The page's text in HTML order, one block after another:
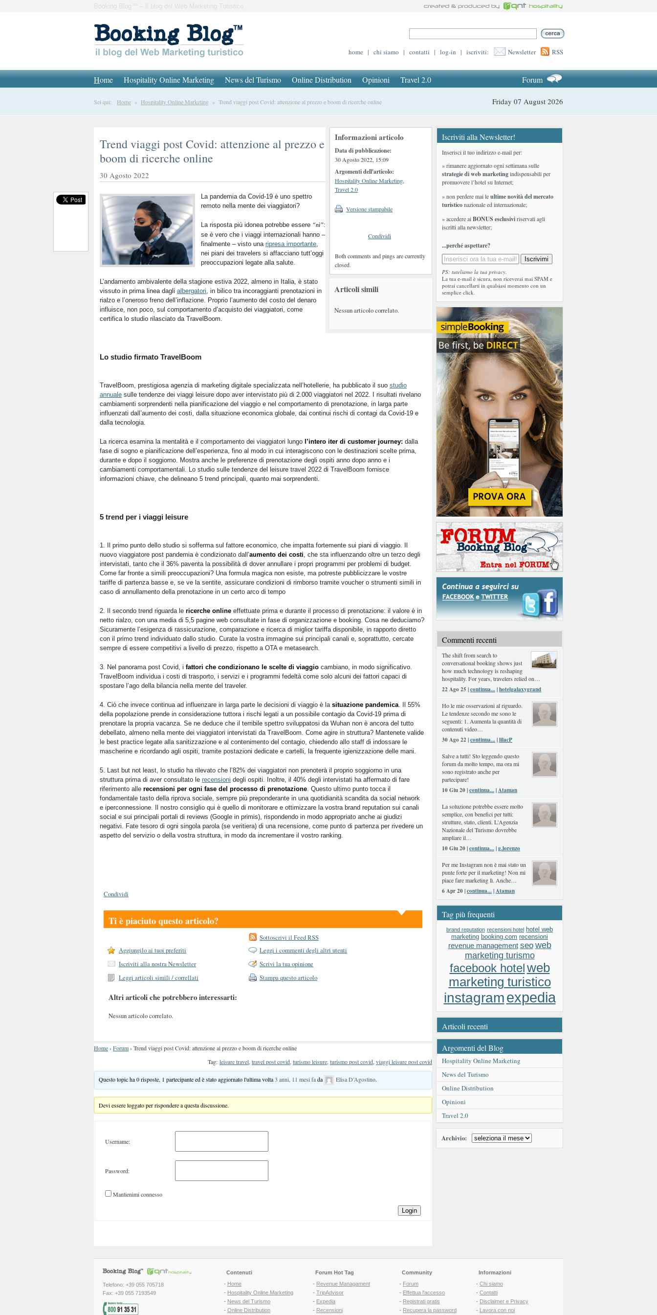
Booking Blog™ – Il blog del Web Marketing Turistico
home | chi siamo | contatti | log-in | iscriviti: Newsletter RSS
Home Hospitality Online Marketing News del Turismo Online Distribution Opinioni Travel 2.0 Forum
Sei qui: Home » Hospitality Online Marketing » Trend viaggi post Covid: attenzione al prezzo e boom di ricerche online Friday 07 August 2026
Informazioni articolo
Data di pubblicazione:
30 Agosto 2022, 15:09
Argomenti dell'articolo:
Hospitality Online Marketing,
Travel 2.0
Versione stampabile
Condividi
Both comments and pings are currently
closed.
Articoli simili
Nessun articolo correlato.
Trend viaggi post Covid: attenzione al prezzo e
boom di ricerche online
30 Agosto 2022
La pandemia da Covid-19 è uno spettro
remoto nella mente dei viaggiatori?
La risposta più idonea potrebbe essere “nì”:
se è vero che i viaggi internazionali hanno –
finalmente – visto una ripresa importante,
nei piani dei travelers si affacciano tutt’oggi
preoccupazioni legate alla salute.
L’andamento ambivalente della stagione estiva 2022, almeno in Italia, è stato
vissuto in prima linea dagli albergatori, in bilico tra incoraggianti prenotazioni in
rialzo e l’oneroso freno dell’inflazione. Proprio l’aumento del costo del denaro
influisce, non poco, sul comportamento d’acquisto dei viaggiatori, come
certifica lo studio rilasciato da TravelBoom.
Lo studio firmato TravelBoom
TravelBoom, prestigiosa agenzia di marketing digitale specializzata nell’hotellerie, ha pubblicato il suo studio
annuale sulle tendenze dei viaggi leisure dopo aver intervistato più di 2.000 viaggiatori nel 2022. I risultati rivelano
cambiamenti sorprendenti nella pianificazione del viaggio e nel comportamento di prenotazione, in larga parte
influenzati dall’aumento dei costi, dalla situazione economica globale, dai continui rischi di contagi da Covid-19 e
dalla tecnologia.
La ricerca esamina la mentalità e il comportamento dei viaggiatori lungo l’intero iter di customer journey: dalla
fase di sogno e pianificazione dell’esperienza, fino al modo in cui interagiscono con le destinazioni scelte prima,
durante e dopo il soggiorno. Mostra anche le preferenze di prenotazione degli ospiti anno dopo anno e i
cambiamenti comportamentali. Lo studio sulle tendenze del leisure travel 2022 di TravelBoom fornisce
informazioni chiave, che delineano 5 trend principali, quanto mai sorprendenti.
5 trend per i viaggi leisure
1. Il primo punto dello studio si sofferma sul fattore economico, che impatta fortemente sui piani di viaggio. Il
nuovo viaggiatore post pandemia è condizionato dall’aumento dei costi, che sta influenzando oltre un terzo degli
intervistati, tanto che il 36% paventa la possibilità di dover annullare i propri programmi per problemi di budget.
Come far fronte a simili preoccupazioni? Una formula magica non esiste, ma potreste pubblicizzare le vostre
tariffe di partenza basse e, se ve la sentite, assicurare condizioni di rimborso tramite voucher o strumenti simili in
caso di annullamento della prenotazione in un certo arco di tempo
2. Il secondo trend riguarda le ricerche online effettuate prima e durante il processo di prenotazione: il valore è in
netto rialzo, con una media di 5,5 pagine web consultate in fase di organizzazione e booking. Cosa ne deduciamo?
Sicuramente l’esigenza di rassicurazione, comparazione e ricerca di miglior tariffa disponibile, in rapporto diretto
con il primo trend individuato dallo studio. Curate la vostra immagine sui principali canali e, soprattutto, cercate
sempre di essere competitivi a livello di prezzo, rispetto a OTA e metasearch.
3. Nel panorama post Covid, i fattori che condizionano le scelte di viaggio cambiano, in modo significativo.
TravelBoom individua i costi di trasporto, i servizi e i programmi fedeltà come solo alcuni dei fattori capaci di
spostare l’ago della bilancia nella mente del traveler.
4. Ciò che invece continua ad influenzare in larga parte le decisioni di viaggio è la situazione pandemica. Il 55%
della popolazione prende in considerazione tuttora i rischi legati a un possibile contagio da Covid-19 prima di
prenotare la propria vacanza. Se ne deduce che il terribile spettro sviluppatosi da Wuhan non è ancora del tutto
debellato, almeno nella mente dei viaggiatori intervistati da TravelBoom. Come agire in struttura? Mantenete valide
le best practice legate alla sanitizzazione e al contenimento del contagio, chiedendo allo staff di indossare le
mascherine e ricordando agli ospiti, tramite postazioni dedicate e cartelli, la frequente igienizzazione delle mani.
5. Last but not least, lo studio ha rilevato che l’82% dei viaggiatori non prenoterà il proprio soggiorno in una
struttura prima di aver consultato le recensioni degli ospiti. Inoltre, il 40% degli intervistati ha affermato di fare
riferimento alle recensioni per ogni fase del processo di prenotazione. Questo ultimo punto tocca il
fondamentale tasto della riprova sociale, sempre più preponderante in una quotidianità scandita da social network
e iperconnessione. Il nostro consiglio qui è quello di monitorare e ottimizzare la vostra brand reputation sui canali
social e sui principali portali di reviews (Google in primis), rispondendo in modo appropriato anche ai giudizi
negativi. Fate tesoro di ogni singola parola (se veritiera) di una recensione, come punto di partenza per rivedere un
aspetto del servizio o della vostra struttura, in modo da incrementare il vostro ranking.
Condividi
Ti è piaciuto questo articolo?
Sottoscrivi il Feed RSS
Aggiungilo ai tuoi preferiti
Leggi i commenti degli altri utenti
Iscriviti alla nostra Newsletter
Scrivi la tua opinione
Leggi articoli simili / correllati
Stampa questo articolo
Altri articoli che potrebbero interessarti:
Nessun articolo correlato.
Home› Forum› Trend viaggi post Covid: attenzione al prezzo e boom di ricerche online
Tag: leisure travel, travel post covid, turismo leisure, turismo post covid, viaggi leisure post covid
Questo topic ha 0 risposte, 1 partecipante ed è stato aggiornato l'ultima volta3 anni, 11 mesi fada Elisa D’Agostino.
Devi essere loggato per rispondere a questa discussione.
Username:
Password:
Mantienimi connesso
Login
Iscriviti alla Newsletter!
Inserisci il tuo indirizzo e-mail per:
» rimanere aggiornato ogni settimana sulle
strategie di web marketingindispensabili per
promuovere l’hotel su Internet;
» non perdere mai leultime novità del mercato
turisticonazionale ed internazionale;
» accedere aiBONUS esclusiviriservati agli
iscritti alla newsletter;
...perché aspettare?
PS: tuteliamo la tua privacy.
La tua e-mail è sicura, non riceverai mai SPAM e
potrai cancellarti in qualsiasi momento con un
semplice click.
Commenti recenti
The shift from search to
conversational booking shows just
how much technology is reshaping
hospitality. For years, travelers relied on…
22 Ago 25 |continua...|hotelgalaxygrand
Ho le mie osservazioni al riguardo.
Le tendenze secondo me sono le
seguenti: 1. Aumenta la quantità di
contenuti video…
30 Ago 22 |continua...|lilacP
Salve a tutti! Sto leggendo questo
forum da molto tempo, ma ora mi
sono registrato anche per
partecipare!
10 Giu 20 |continua...|Ataman
La soluzione potrebbe essere molto
semplice, con benefici per tutti:
strutture, stato, clienti. L'Agenzia
Nazionale del Turismo dovrebbe
ampliare il…
10 Giu 20 |continua...|g.lorenzo
Per me Instagram non è mai stato un
punte forte per il marketing! Non mi
piace fare marketing lì. Anche…
6 Apr 20 |continua...|Ataman
Tag più frequenti
brand reputation recensioni hotel hotel web
marketing booking.com recensioni
revenue management seo web
marketing turismo
facebook hotelweb
marketing turistico
instagramexpedia
Articoli recenti
Argomenti del Blog
Hospitality Online Marketing
News del Turismo
Online Distribution
Opinioni
Travel 2.0
Archivio:
Telefono: +39 055 705718
Fax: +39 055 7193549
Contenuti
- Home
- Hospitality Online Marketing
- News del Turismo
- Online Distribution
Forum Hot Tag
- Revenue Managament
- TripAdvisor
- Expedia
- Recensioni
Community
- Forum
- Effettua l'accesso
- Registrati gratis
- Recupera la password
Informazioni
- Chi siamo
- Contatti
- Disclaimer e Privacy
- Lavora con noi